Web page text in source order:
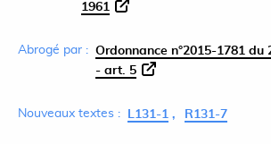
1961
Abrogé par : Ordonnance n°2015-1781 du
- art. 5
Nouveaux textes : L131-1 R131-7